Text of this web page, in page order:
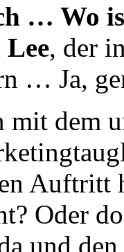
… Wo
Lee, der
… Ja,
dem
Oder
und